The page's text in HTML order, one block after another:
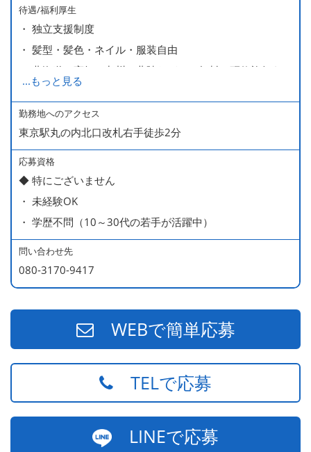
待遇/福利厚生
・ 独立支援制度
・ 髪型・髪色・ネイル・服装自由
・ 北海道や高知、九州、北陸などへの無料の研修旅行あり
ます
・ 無料の美味しい まかない食 あり
...もっと見る
勤務地へのアクセス
東京駅丸の内北口改札右手徒歩2分
応募資格
◆ 特にございません
・ 未経験OK
・ 学歴不問（10～30代の若手が活躍中）
問い合わせ先
080-3170-9417
WEBで簡単応募
TELで応募
LINEで応募